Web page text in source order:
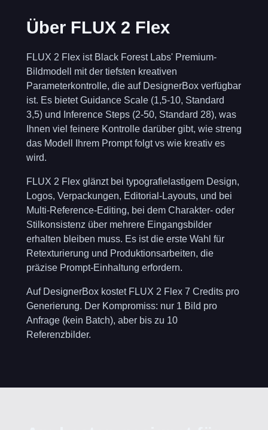
Über FLUX 2 Flex
FLUX 2 Flex ist Black Forest Labs' Premium-
Bildmodell mit der tiefsten kreativen
Parameterkontrolle, die auf DesignerBox verfügbar
ist. Es bietet Guidance Scale (1,5-10, Standard
3,5) und Inference Steps (2-50, Standard 28), was
Ihnen viel feinere Kontrolle darüber gibt, wie streng
das Modell Ihrem Prompt folgt vs wie kreativ es
wird.
FLUX 2 Flex glänzt bei typografielastigem Design,
Logos, Verpackungen, Editorial-Layouts, und bei
Multi-Reference-Editing, bei dem Charakter- oder
Stilkonsistenz über mehrere Eingangsbilder
erhalten bleiben muss. Es ist die erste Wahl für
Retexturierung und Produktionsarbeiten, die
präzise Prompt-Einhaltung erfordern.
Auf DesignerBox kostet FLUX 2 Flex 7 Credits pro
Generierung. Der Kompromiss: nur 1 Bild pro
Anfrage (kein Batch), aber bis zu 10
Referenzbilder.